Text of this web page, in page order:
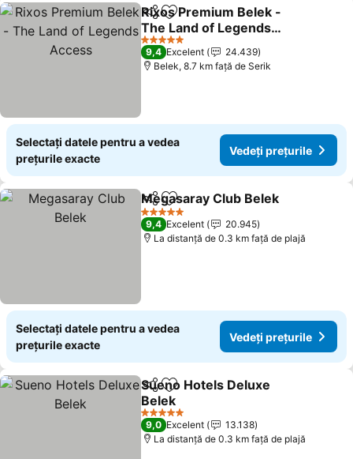
DistribuițiAdăugaţi la favorite
Rixos Premium Belek -
The Land of Legends
Access
5 Stele
9,4 Excelent
24.439
Belek, 8.7 km faţă de Serik
Selectați datele pentru a vedea
prețurile exacte
Vedeți prețurile
DistribuițiAdăugaţi la favorite
Megasaray Club Belek
5 Stele
9,4 Excelent
20.945
La distanță de 0.3 km față de plajă
Selectați datele pentru a vedea
prețurile exacte
Vedeți prețurile
DistribuițiAdăugaţi la favorite
Sueno Hotels Deluxe
Belek
5 Stele
9,0 Excelent
13.138
La distanță de 0.3 km față de plajă